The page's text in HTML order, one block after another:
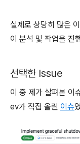
실제로 상당히 많은
이 분석 및 작업을 진
선택한 Issue
이 중 제가 살펴본
ev가 직접 올린 이슈